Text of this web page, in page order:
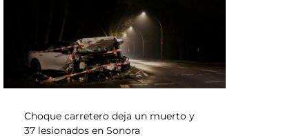
Choque carretero deja un muerto y
37 lesionados en Sonora